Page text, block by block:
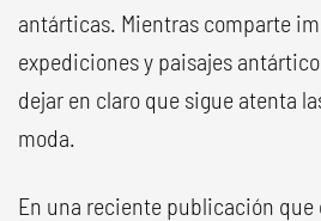
antárticas. Mientras comparte
expediciones y paisajes
dejar en claro que sigue atenta
moda.
En una reciente publicación que